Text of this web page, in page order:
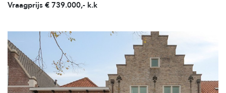
Vraagprijs € 739.000,- k.k